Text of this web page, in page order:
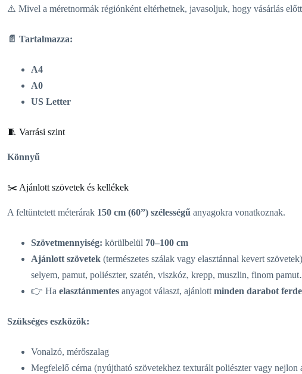
⚠️ Mivel a méretnormák régiónként eltérhetnek, javasoljuk, hogy vásárlás előtt
📄 Tartalmazza:
A4
A0
US Letter
🧵 Varrási szint
Könnyű
✂️ Ajánlott szövetek és kellékek
A feltüntetett méterárak 150 cm (60”) szélességű anyagokra vonatkoznak.
Szövetmennyiség: körülbelül 70–100 cm
Ajánlott szövetek (természetes szálak vagy elasztánnal kevert
selyem, pamut, poliészter, szatén, viszkóz, krepp, muszlin, finom
👉 Ha elasztánmentes anyagot választ, ajánlott minden darabot ferde
Szükséges eszközök:
Vonalzó, mérőszalag
Megfelelő cérna (nyújtható szövetekhez texturált poliészter vagy nejlon